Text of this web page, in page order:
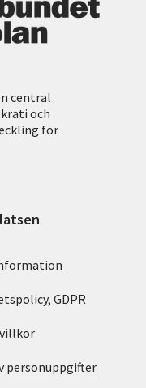
central
och
för
GDPR
personuppgifter